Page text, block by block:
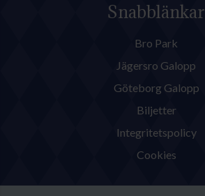
Snabblänkar
Bro Park
Jägersro Galopp
Göteborg Galopp
Biljetter
Integritetspolicy
Cookies